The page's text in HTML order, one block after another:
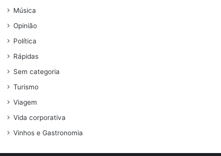
Música
Opinião
Política
Rápidas
Sem categoria
Turismo
Viagem
Vida corporativa
Vinhos e Gastronomia